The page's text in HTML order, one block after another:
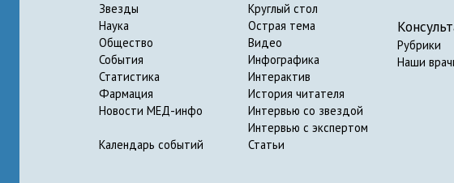
Звезды
Наука
Общество
События
Статистика
Фармация
Новости МЕД-инфо
Календарь событий
Круглый стол
Острая тема
Видео
Инфографика
Интерактив
История читателя
Интервью со звездой
Интервью с экспертом
Статьи
Рубрики
Наши